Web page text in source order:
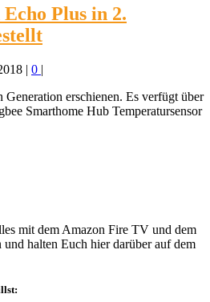
Echo Plus in 2.
| 0 |
Generation erschienen. Es verfügt über
Smarthome Hub Temperatursensor
mit dem Amazon Fire TV und dem
und halten Euch hier darüber auf dem